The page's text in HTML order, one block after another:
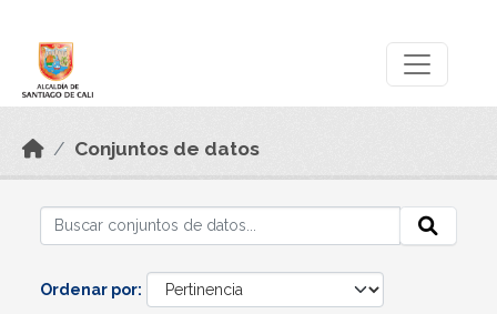
Conjuntos de datos
Ordenar por